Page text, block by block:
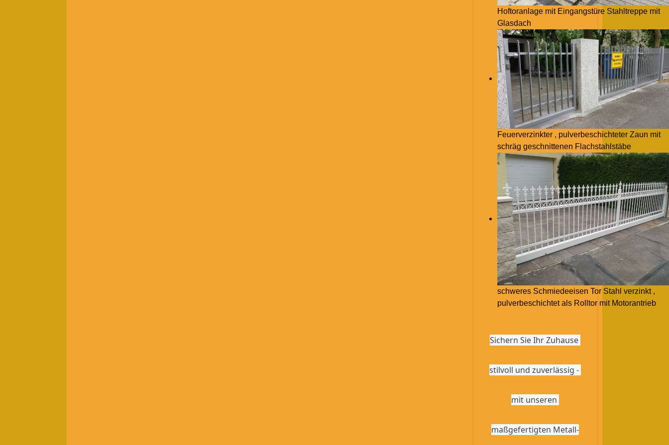
Hoftoranlage mit Eingangstüre Stahltreppe mit
Glasdach
Feuerverzinkter , pulverbeschichteter Zaun mit
schräg geschnittenen Flachstahlstäbe
schweres Schmiedeeisen Tor Stahl verzinkt ,
pulverbeschichtet als Rolltor mit Motorantrieb
Sichern Sie Ihr Zuhause
stilvoll und zuverlässig -
mit unseren
maßgefertigten Metall-